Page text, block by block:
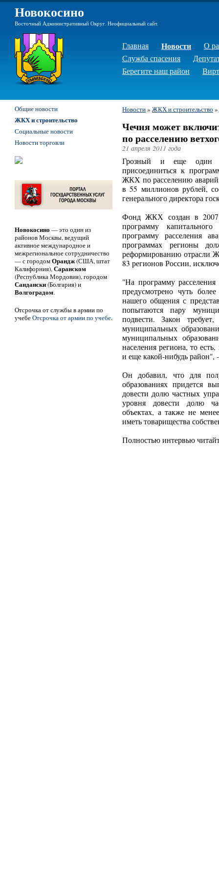
Новокосино
Восточный Административный Округ. Неофициальный сайт.
Главная Новости
О
Служба спасения
Берегите наш район
Новости» ЖКХ и строительство »
Чечня может
по расселению
21 апреля 2011 года
Грозный и еще один
присоединиться к
ЖКХ по расселению
в 55 миллионов рублей,
генерального директора
Фонд ЖКХ создан в 2007
программу
программу расселения
программах регионы
реформированию отрасли
83 регионов России,
"На программу
предусмотрено чуть
нашего общения с
попытаются пару
подвести. Закон
муниципальных
муниципальных
населения региона, то
и еще какой-нибудь район",
Он добавил, что для
образованиях придется
довести долю частных
уровня довести долю
объектах, а также не
иметь товарищества
Полностью интервью
Общие новости
ЖКХ и строительство
Социальные новости
Новости торговли
Новокосино — это один из
районов Москвы, ведущий
активное международное и
межрегиональное сотрудничество
— с городомОрандж(США, штат
Калифорния),Саранском
(Республика Мордовия), городом
Сандански(Болгария) и
Волгоградом.
Отсрочка от службы в армии по
учебеОтсрочка от армии по учебе.